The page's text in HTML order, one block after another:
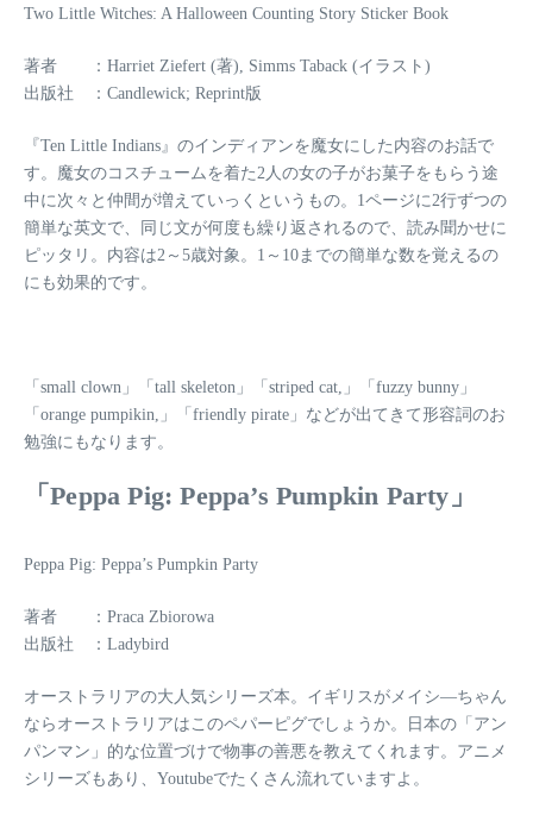
Two Little Witches: A Halloween Counting Story Sticker Book
著者 ：Harriet Ziefert (著), Simms Taback (イラスト)
出版社 ：Candlewick; Reprint版
『Ten Little Indians』のインディアンを魔女にした内容のお話で
す。魔女のコスチュームを着た2人の女の子がお菓子をもらう途
中に次々と仲間が増えていっくというもの。1ページに2行ずつの
簡単な英文で、同じ文が何度も繰り返されるので、読み聞かせに
ピッタリ。内容は2～5歳対象。1～10までの簡単な数を覚えるの
にも効果的です。
「small clown」「tall skeleton」「striped cat,」「fuzzy bunny」
「orange pumpikin,」「friendly pirate」 などが出てきて形容詞のお
勉強にもなります。
「Peppa Pig: Peppa’s Pumpkin Party」
Peppa Pig: Peppa’s Pumpkin Party
著者 ：Praca Zbiorowa
出版社 ：Ladybird
オーストラリアの大人気シリーズ本。イギリスがメイシ―ちゃん
ならオーストラリアはこのペパーピグでしょうか。日本の「アン
パンマン」的な位置づけで物事の善悪を教えてくれます。アニメ
シリーズもあり、Youtubeでたくさん流れていますよ。